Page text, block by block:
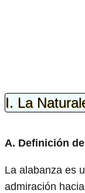
I. La
A. Definición
La alabanza es
admiración